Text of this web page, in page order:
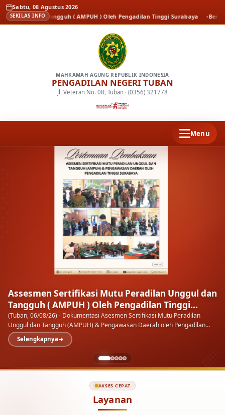
Sabtu, 08 Agustus 2026
SEKILAS INFO
dan Tangguh ( AMPUH ) Oleh Pengadilan Tinggi Surabaya Berita Kenal
MAHKAMAH AGUNG REPUBLIK INDONESIA
PENGADILAN NEGERI TUBAN
Jl. Veteran No. 08, Tuban · (0356) 321778
Menu
Assesmen Sertifikasi Mutu Peradilan Unggul dan
Tangguh ( AMPUH ) Oleh Pengadilan Tinggi
Surabaya
(Tuban, 06/08/26) - Dokumentasi Asesmen Sertifikasi Mutu Peradilan
Unggul dan Tangguh (AMPUH) & Pengawasan Daerah oleh Pengadilan
Tinggi Surabaya pada Pengadilan Negeri…
Selengkapnya
AKSES CEPAT
Layanan